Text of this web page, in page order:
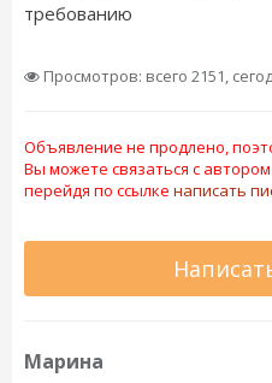
требованию
Просмотров: всего 2151,
Объявление не продлено,
Вы можете связаться с
перейдя по ссылке написать
Марина